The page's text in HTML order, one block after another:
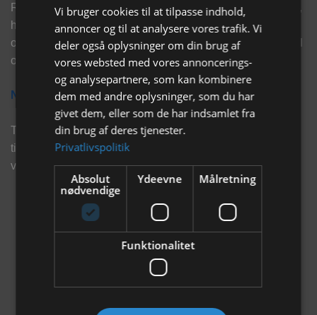
på
varesiden
Rabbitpet sælger ikke kun kvalitetsprodukter såsom, foder,
hø, aktivering, strøelse mm. til vores kunder. Vi hjælper
også med rådgivning, så tøv ikke med at skrive eller ring til
os for hjælp..
Nyhedsbrev
Tilmeld dig vores nyhedsbrev og eksklusive tilbud og få
tilbud på mail før andre gør. Vi vil holde dig opdateret med
vores seneste information, produkter og tilbud.
Vi bruger cookies til at tilpasse indhold,
annoncer og til at analysere vores trafik. Vi
deler også oplysninger om din brug af
vores websted med vores annoncerings-
og analysepartnere, som kan kombinere
dem med andre oplysninger, som du har
givet dem, eller som de har indsamlet fra
din brug af deres tjenester.
Privatlivspolitik
Absolut
nødvendige
Ydeevne Målretning
Funktionalitet